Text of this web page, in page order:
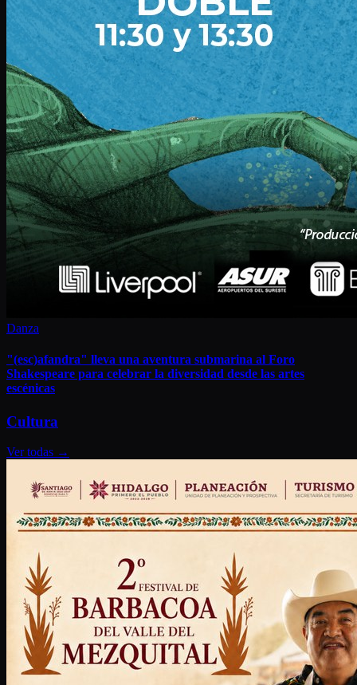
Danza
"(esc)afandra" lleva una aventura submarina al Foro
Shakespeare para celebrar la diversidad desde las artes
escénicas
Cultura
Ver todas →